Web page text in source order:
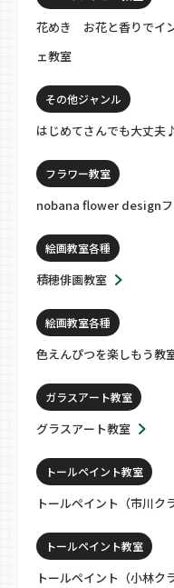
花めき お花と香りでイ
ェ教室
その他ジャンル
はじめてさんでも大丈
フラワー教室
nobana flower designフ
絵画教室各種
積穂俳画教室
絵画教室各種
色えんぴつを楽しもう教
ガラスアート教室
グラスアート教室
トールペイント教室
トールペイント（市川ク
トールペイント教室
トールペイント（小林ク